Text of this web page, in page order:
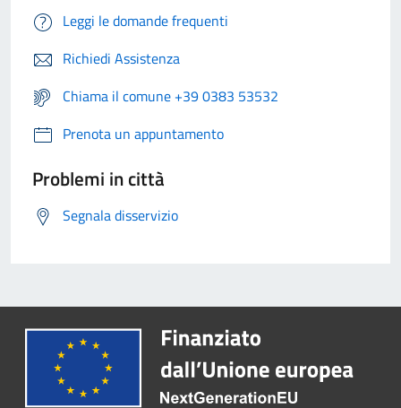
Leggi le domande frequenti
Richiedi Assistenza
Chiama il comune +39 0383 53532
Prenota un appuntamento
Problemi in città
Segnala disservizio